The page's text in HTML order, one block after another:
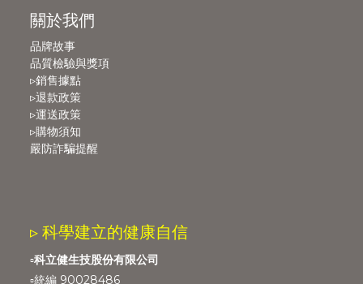
關於我們
品牌故事
品質檢驗與獎項
▹銷售據點
▹退款政策
▹運送政策
▹購物須知
嚴防詐騙提醒
▹ 科學建立的健康自信
▫️科立健生技股份有限公司
▫️統編 90028486